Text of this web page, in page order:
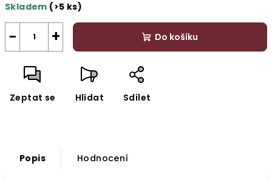
cena:
Skladem (>5 ks)
+
− Do košíku
Zeptat se Hlídat Sdílet
Popis Hodnocení